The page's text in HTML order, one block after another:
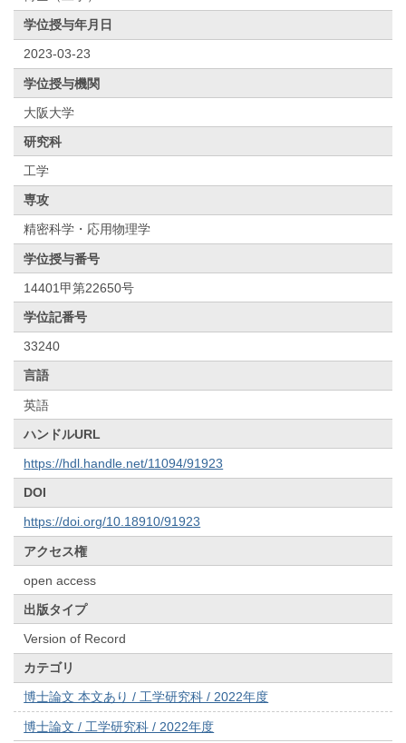
学位授与年月日
2023-03-23
学位授与機関
大阪大学
研究科
工学
専攻
精密科学・応用物理学
学位授与番号
14401甲第22650号
学位記番号
33240
言語
英語
ハンドルURL
https://hdl.handle.net/11094/91923
DOI
https://doi.org/10.18910/91923
アクセス権
open access
出版タイプ
Version of Record
カテゴリ
博士論文 本文あり / 工学研究科 / 2022年度
博士論文 / 工学研究科 / 2022年度